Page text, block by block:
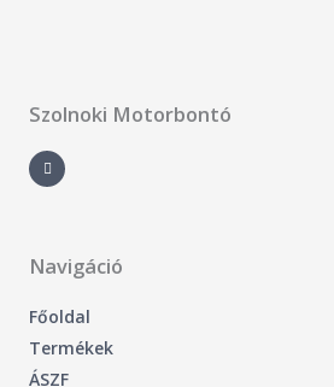
Szolnoki Motorbontó
a
c
e
-
f
Navigáció
Főoldal
Termékek
ÁSZF